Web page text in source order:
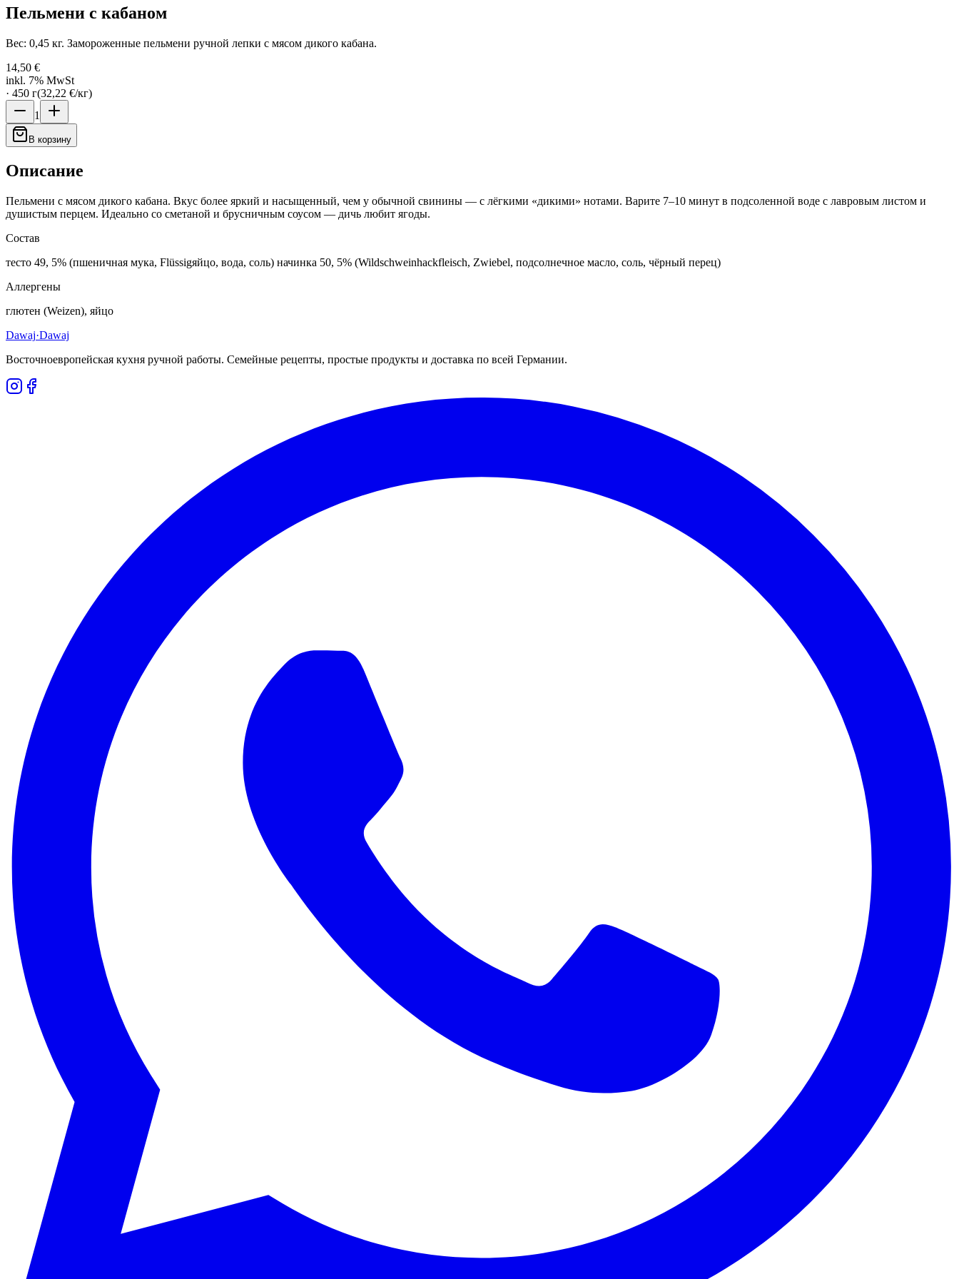
Пельмени с кабаном
Вес: 0,45 кг. Замороженные пельмени ручной лепки с мясом дикого кабана.
14,50 €
inkl. 7% MwSt
· 450 г(32,22 €/кг)
1
В корзину
Описание
Пельмени с мясом дикого кабана. Вкус более яркий и насыщенный, чем у обычной свинины — с лёгкими «дикими» нотами. Варите 7–10 минут в подсоленной воде с лавровым листом и
душистым перцем. Идеально со сметаной и брусничным соусом — дичь любит ягоды.
Состав
тесто 49, 5% (пшеничная мука, Flüssigяйцо, вода, соль) начинка 50, 5% (Wildschweinhackfleisch, Zwiebel, подсолнечное масло, соль, чёрный перец)
Аллергены
глютен (Weizen), яйцо
Dawaj·Dawaj
Восточноевропейская кухня ручной работы. Семейные рецепты, простые продукты и доставка по всей Германии.